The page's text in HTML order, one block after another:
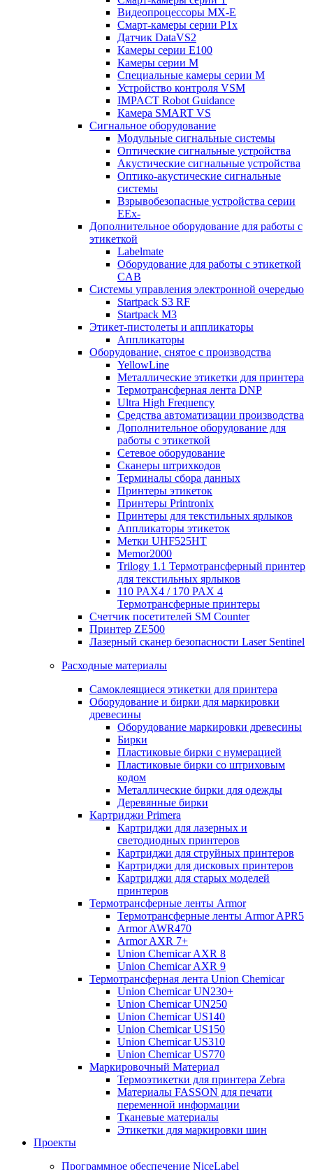
Видеопроцессоры MX-E
Смарт-камеры серии P1x
Датчик DataVS2
Камеры серии E100
Камеры серии M
Специальные камеры серии M
Устройство контроля VSM
IMPACT Robot Guidance
Камера SMART VS
Cигнальное оборудование
Модульные сигнальные системы
Оптические сигнальные устройства
Акустические сигнальные устройства
Оптико-акустические сигнальные
системы
Взрывобезопасные устройства серии
EEx-
Дополнительное оборудование для работы с
этикеткой
Labelmate
Оборудование для работы с этикеткой
CAB
Системы управления электронной очередью
Startpack S3 RF
Startpack M3
Этикет-пистолеты и аппликаторы
Аппликаторы
Оборудование, снятое с производства
YellowLine
Металлические этикетки для принтера
Термотрансферная лента DNP
Ultra High Frequency
Средства автоматизации производства
Дополнительное оборудование для
работы с этикеткой
Сетевое оборудование
Сканеры штрихкодов
Терминалы сбора данных
Принтеры этикеток
Принтеры Printronix
Принтеры для текстильных ярлыков
Аппликаторы этикеток
Метки UHF525HT
Memor2000
Trilogy 1.1 Термотрансферный принтер
для текстильных ярлыков
110 PAX4 / 170 PAX 4
Термотрансферные принтеры
Счетчик посетителей SM Counter
Принтер ZE500
Лазерный сканер безопасности Laser Sentinel
Расходные материалы
Самоклеящиеся этикетки для принтера
Оборудование и бирки для маркировки
древесины
Оборудование маркировки древесины
Бирки
Пластиковые бирки с нумерацией
Пластиковые бирки со штриховым
кодом
Металлические бирки для одежды
Деревянные бирки
Картриджи Primera
Картриджи для лазерных и
светодиодных принтеров
Картриджи для струйных принтеров
Картриджи для дисковых принтеров
Картриджи для старых моделей
принтеров
Термотрансферные ленты Armor
Термотрансферные ленты Armor APR5
Armor AWR470
Armor AXR 7+
Union Chemicar AXR 8
Union Chemicar AXR 9
Термотрансферная лента Union Chemicar
Union Chemicar UN230+
Union Chemicar UN250
Union Chemicar US140
Union Chemicar US150
Union Chemicar US310
Union Chemicar US770
Маркировочный Материал
Термоэтикетки для принтера Zebra
Материалы FASSON для печати
переменной информации
Тканевые материалы
Этикетки для маркировки шин
Проекты
Программное обеспечение NiceLabel